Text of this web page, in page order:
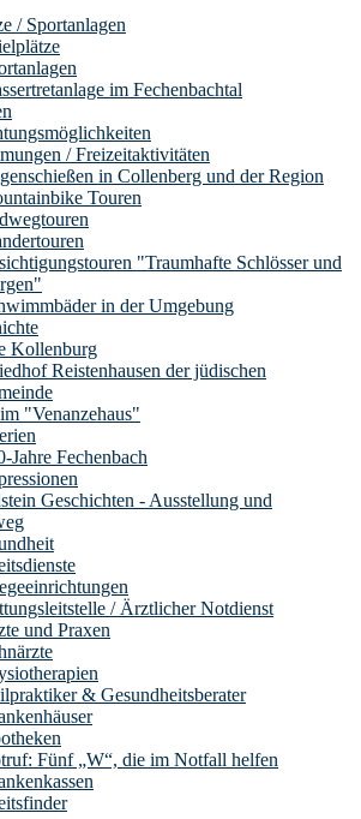
/ Sportanlagen
im Fechenbachtal
/ Freizeitaktivitäten
in Collenberg und der Region
Touren
"Traumhafte Schlösser und
in der Umgebung
Kollenburg
Reistenhausen der jüdischen
"Venanzehaus"
Jahre Fechenbach
Geschichten - Ausstellung und
/ Ärztlicher Notdienst
und Praxen
& Gesundheitsberater
Fünf „W“, die im Notfall helfen